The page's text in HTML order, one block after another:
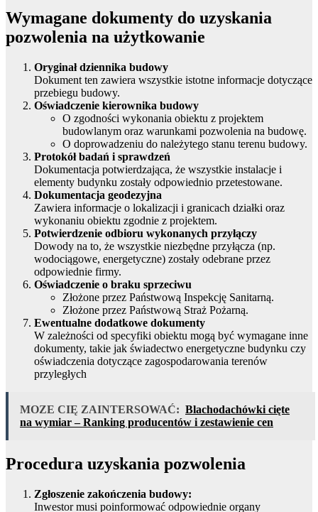
Wymagane dokumenty do uzyskania
pozwolenia na użytkowanie
Oryginał dziennika budowy
Dokument ten zawiera wszystkie istotne informacje dotyczące
przebiegu budowy.
Oświadczenie kierownika budowy
O zgodności wykonania obiektu z projektem
budowlanym oraz warunkami pozwolenia na budowę.
O doprowadzeniu do należytego stanu terenu budowy.
Protokół badań i sprawdzeń
Dokumentacja potwierdzająca, że wszystkie instalacje i
elementy budynku zostały odpowiednio przetestowane.
Dokumentacja geodezyjna
Zawiera informacje o lokalizacji i granicach działki oraz
wykonaniu obiektu zgodnie z projektem.
Potwierdzenie odbioru wykonanych przyłączy
Dowody na to, że wszystkie niezbędne przyłącza (np.
wodociągowe, energetyczne) zostały odebrane przez
odpowiednie firmy.
Oświadczenie o braku sprzeciwu
Złożone przez Państwową Inspekcję Sanitarną.
Złożone przez Państwową Straż Pożarną.
Ewentualne dodatkowe dokumenty
W zależności od specyfiki obiektu mogą być wymagane inne
dokumenty, takie jak świadectwo energetyczne budynku czy
oświadczenia dotyczące zagospodarowania terenów
przyległych
MOZE CIĘ ZAINTERSOWAĆ: Blachodachówki cięte
na wymiar – Ranking producentów i zestawienie cen
Procedura uzyskania pozwolenia
Zgłoszenie zakończenia budowy:
Inwestor musi poinformować odpowiednie organy